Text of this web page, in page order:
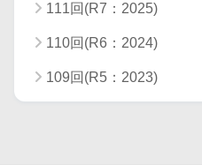
111回(R7：2025)
110回(R6：2024)
109回(R5：2023)